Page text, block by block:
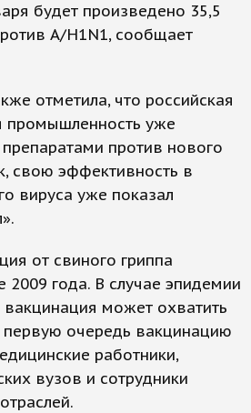
будет произведено 35,5
A/H1N1, сообщает
отметила, что российская
промышленность уже
против нового
свою эффективность в
вируса уже показал
от свиного гриппа
2009 года. В случае эпидемии
вакцинация может охватить
первую очередь вакцинацию
работники,
вузов и сотрудники